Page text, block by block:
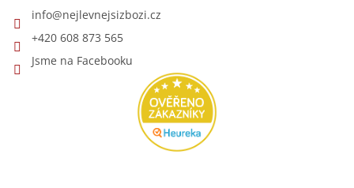
info@nejlevnejsizbozi.cz
+420 608 873 565
Jsme na Facebooku